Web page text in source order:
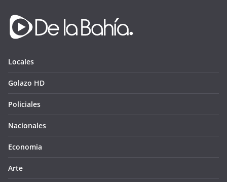
Locales
Golazo HD
Policiales
Nacionales
Economia
Arte